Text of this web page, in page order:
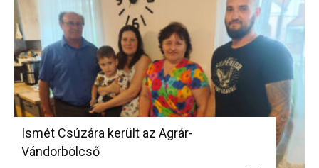
Ismét Csúzára került az Agrár-
Vándorbölcső